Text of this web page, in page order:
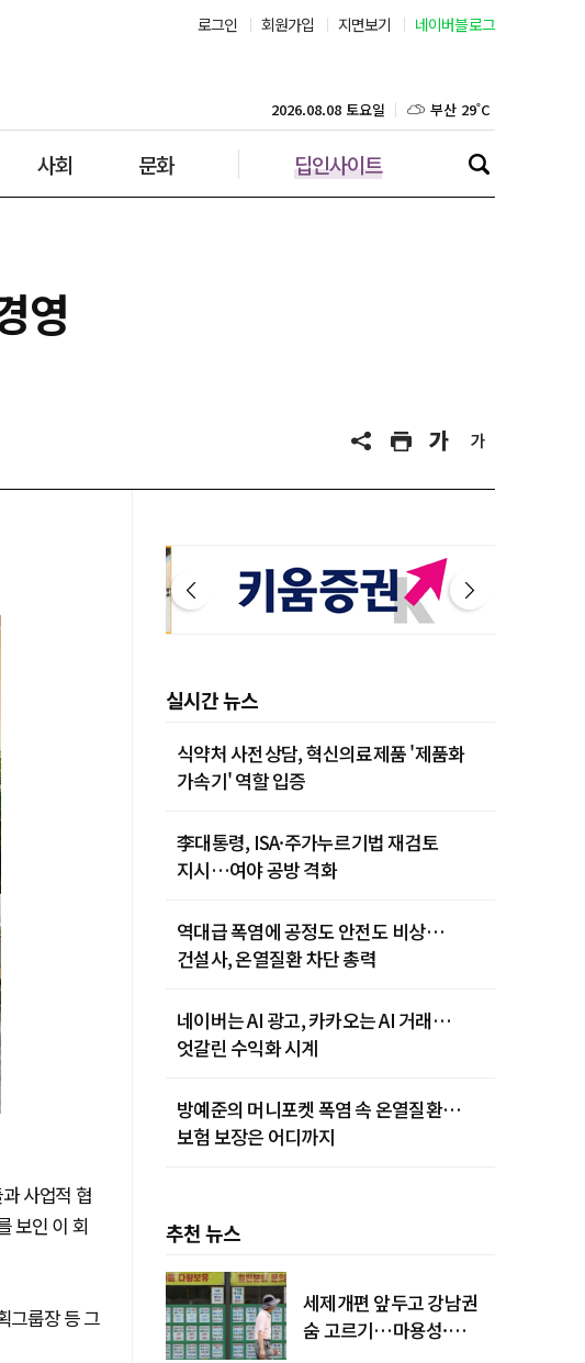
로그인 회원가입 지면보기 네이버블로그
사회 문화 딥인사이트
2026.08.08 토요일 대구 29˚C
인천 29˚C
제주 29˚C
영
사업적 협
보인 이 회
그룹장 등 그
실시간 뉴스
식약처 사전상담, 혁신의료제품 '제품화
가속기' 역할 입증
李대통령, ISA·주가누르기법 재검토
지시…여야 공방 격화
역대급 폭염에 공정도 안전도 비상…
건설사, 온열질환 차단 총력
네이버는 AI 광고, 카카오는 AI 거래…
엇갈린 수익화 시계
방예준의 머니포켓 폭염 속 온열질환…
보험 보장은 어디까지
추천 뉴스
세제개편 앞두고 강남권
숨 고르기…마용성·